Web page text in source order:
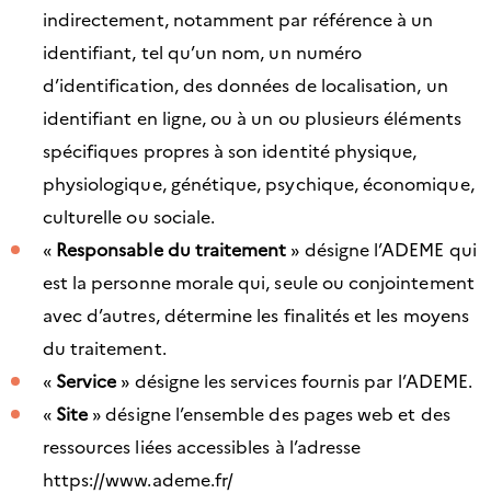
indirectement, notamment par référence à un
identifiant, tel qu’un nom, un numéro
d’identification, des données de localisation, un
identifiant en ligne, ou à un ou plusieurs éléments
spécifiques propres à son identité physique,
physiologique, génétique, psychique, économique,
culturelle ou sociale.
« Responsable du traitement » désigne l’ADEME qui
est la personne morale qui, seule ou conjointement
avec d’autres, détermine les finalités et les moyens
du traitement.
« Service » désigne les services fournis par l’ADEME.
« Site » désigne l’ensemble des pages web et des
ressources liées accessibles à l’adresse
https://www.ademe.fr/